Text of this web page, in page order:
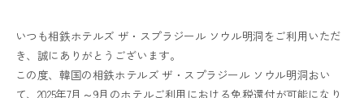
いつも相鉄ホテルズ ザ・スプラジール ソウル明洞をご利用いただ
き、誠にありがとうございます。
この度、韓国の相鉄ホテルズ ザ・スプラジール ソウル明洞おい
て、2025年7月～9月のホテルご利用における免税還付が可能になり